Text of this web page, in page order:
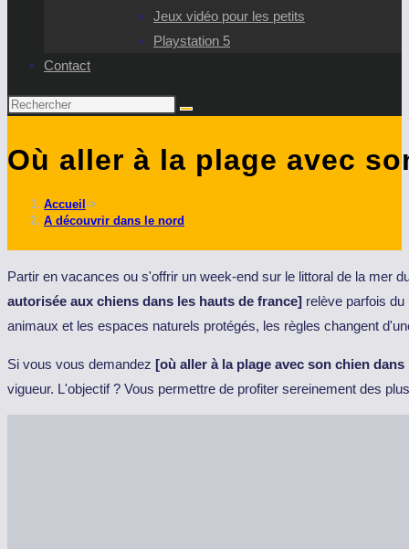
Jeux vidéo pour les petits
Playstation 5
Contact
Rechercher
ce
Où aller à la plage avec
Accueil ->
A découvrir dans le nord
Partir en vacances ou s'offrir un week-end sur le littoral de la mer
autorisée aux chiens dans les hauts de france] relève parfois
animaux et les espaces naturels protégés, les règles changent
Si vous vous demandez [où aller à la plage avec son chien
vigueur. L'objectif ? Vous permettre de profiter sereinement des